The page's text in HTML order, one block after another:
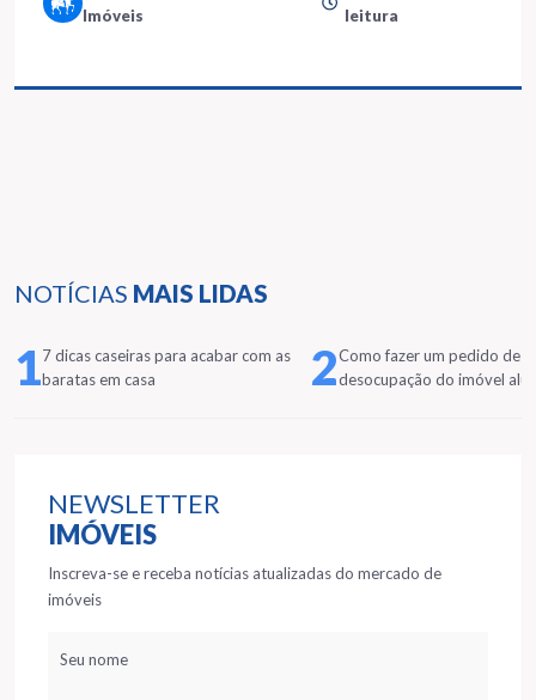
NOTÍCIAS MAIS LIDAS
17 dicas caseiras para acabar com as
baratas em casa
2Como fazer um pedido de
desocupação do imóvel
NEWSLETTER
IMÓVEIS
Inscreva-se e receba notícias atualizadas do mercado de
imóveis
Imóveis
leitura